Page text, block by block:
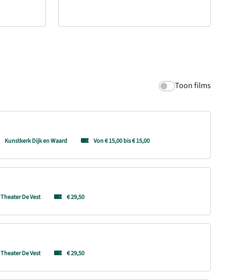
Toon films
Kunstkerk Dijk en Waard Von € 15,00 bis € 15,00
Theater De Vest € 29,50
Theater De Vest € 29,50